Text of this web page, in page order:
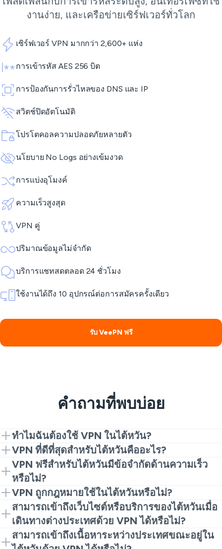
งานง่าย, และเครือข่ายเซิร์ฟเวอร์ทั่วโลก
เซิร์ฟเวอร์ VPN มากกว่า 2,600+ แห่ง
การเข้ารหัส AES 256 บิต
การป้องกันการรั่วไหลของ DNS และ IP
สวิตช์ปิดอัตโนมัติ
โปรโตคอลความปลอดภัยหลายตัว
นโยบาย No Logs อย่างเข้มงวด
การแบ่งอุโมงค์
ความเร็วสูงสุด
VPN คู่
ปริมาณข้อมูลไม่จำกัด
บริการแชทสดตลอด 24 ชั่วโมง
ใช้งานได้ถึง 10 อุปกรณ์ต่อการสมัครครั้งเดียว
รับ VeePN ฟรี
คำถามที่พบบ่อย
ทำไมฉันต้องใช้ VPN ในไต้หวัน?
แม้ว่าไต้หวันจะมีอินเทอร์เน็ตเปิดกว้าง การใช้ Taiwan
VPN เพิ่มชั้นความปลอดภัยพิเศษ, โดยเฉพาะบน Wi-Fi
สาธารณะหรือเมื่อเข้าถึงบัญชีที่ละเอียดอ่อน
VPN ที่ดีที่สุดสำหรับไต้หวันคืออะไร?
VeePN ถือเป็นหนึ่งใน VPN ที่ดีที่สุดสำหรับไต้หวันด้วย
เครือข่ายที่ปลอดภัย, ความเร็วสูง, และการเข้าถึง
เซิร์ฟเวอร์ Taiwan VPN อย่างง่ายดาย
VPN ฟรีสำหรับไต้หวันมีข้อจำกัดด้านความเร็ว
หรือไม่?
ไม่, VPN ฟรีของ VeePN สำหรับไต้หวันมีแบนด์วิดธ์ไม่
จำกัดและรักษาความเร็วการเชื่อมต่อที่รวดเร็วและเสถียร
แม้ในแผนฟรี
VPN ถูกกฎหมายใช้ในไต้หวันหรือไม่?
ในกรณีส่วนใหญ่, ใช่. VPN ส่วนใหญ่ในไต้หวันไม่ถูกห้าม
ตามกฎหมายเมื่อใช้ในชีวิตประจำวันเพื่อรักษาความ
ปลอดภัยการเชื่อมต่อของคุณ คุณเพียงแค่ต้องปฏิบัติตาม
กฎหมายท้องถิ่นและกฎของเว็บไซต์ที่คุณเข้าถึง หากคุณ
สามารถเข้าถึงเว็บไซต์หรือบริการของไต้หวันเมื่อ
เดินทางต่างประเทศด้วย VPN ได้หรือไม่?
ได้ หากบริการทำงานเฉพาะใน “ไต้หวัน” คุณสามารถ
เชื่อมต่อกับเซิร์ฟเวอร์ Taiwan VPN และท่องเว็บเหมือนว่า
สามารถเข้าถึงเนื้อหาระหว่างประเทศขณะอยู่ใน